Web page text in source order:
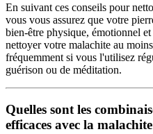
En suivant ces conseils pour
vous vous assurez que votre
bien-être physique, émotionnel
nettoyer votre malachite au
fréquemment si vous l'utilisez
guérison ou de méditation.
Quelles sont les
efficaces avec la